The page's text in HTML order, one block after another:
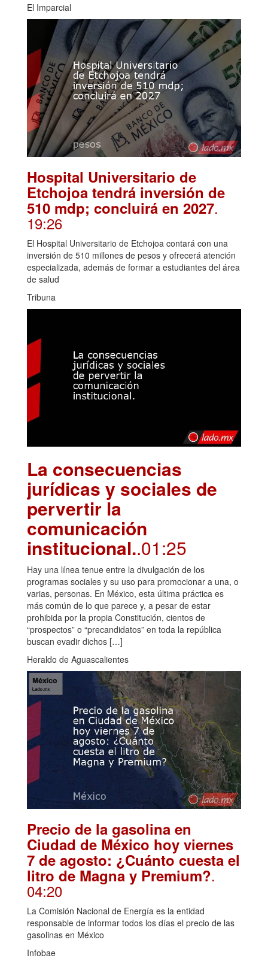
El Imparcial
Hospital Universitario de
Etchojoa tendrá inversión de
510 mdp; concluirá en 2027.
19:26
El Hospital Universitario de Etchojoa contará con una
inversión de 510 millones de pesos y ofrecerá atención
especializada, además de formar a estudiantes del área
de salud
Tribuna
La consecuencias
jurídicas y sociales de
pervertir la
comunicación
institucional..01:25
Hay una línea tenue entre la divulgación de los
programas sociales y su uso para promocionar a una, o
varias, personas. En México, esta última práctica es
más común de lo que parece y, a pesar de estar
prohibida por la propia Constitución, cientos de
“prospectos” o “precandidatos” en toda la república
buscan evadir dichos […]
Heraldo de Aguascalientes
Precio de la gasolina en
Ciudad de México hoy viernes
7 de agosto: ¿Cuánto cuesta el
litro de Magna y Premium?.
04:20
La Comisión Nacional de Energía es la entidad
responsable de informar todos los días el precio de las
gasolinas en México
Infobae